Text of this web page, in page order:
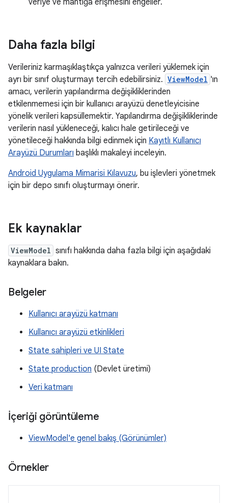
Daha fazla bilgi
Verileriniz karmaşıklaştıkça yalnızca verileri yüklemek için
ayrı bir sınıf oluşturmayı tercih edebilirsiniz. ViewModel 'ın
amacı, verilerin yapılandırma değişikliklerinden
etkilenmemesi için bir kullanıcı arayüzü denetleyicisine
yönelik verileri kapsüllemektir. Yapılandırma değişikliklerinde
verilerin nasıl yükleneceği, kalıcı hale getirileceği ve
yönetileceği hakkında bilgi edinmek için Kayıtlı Kullanıcı
Arayüzü Durumları başlıklı makaleyi inceleyin.
Android Uygulama Mimarisi Kılavuzu, bu işlevleri yönetmek
için bir depo sınıfı oluşturmayı önerir.
Ek kaynaklar
ViewModel sınıfı hakkında daha fazla bilgi için aşağıdaki
kaynaklara bakın.
Belgeler
Kullanıcı arayüzü katmanı
Kullanıcı arayüzü etkinlikleri
State sahipleri ve UI State
State production (Devlet üretimi)
Veri katmanı
İçeriği görüntüleme
ViewModel'e genel bakış (Görünümler)
Örnekler